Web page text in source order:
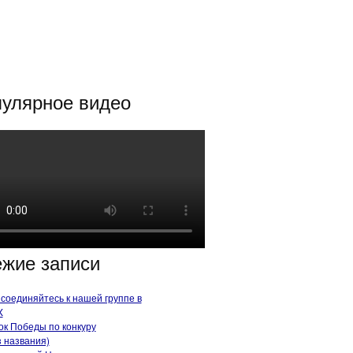
видео
записи
к нашей группе в
Победы по конкуру
названия)